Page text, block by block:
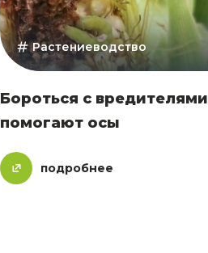
Растениеводство
Бороться с вредителями
помогают осы
подробнее